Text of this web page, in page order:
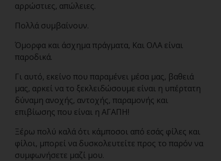
αρρώστιες, απώλειες.
Πολλά συμβαίνουν.
Όμορφα και άσχημα πράγματα, Και ΟΛΑ είναι
παροδικά.
Γι αυτό, εκείνο που παραμένει μέσα μας, βαθειά
μας, αρκεί να το ξεκλειδώσουμε είναι η υπέρτατη
δύναμη ανοχής, αντοχής, παραμονής και
επιβίωσης που είναι η ΑΓΑΠΗ!
Ξέρω πολύ καλά ότι κάμποσοι από εσάς φίλες και
φίλοι, μπορεί να δυσκολευτείτε προς το παρόν να
συμφωνήσετε μαζί μου.